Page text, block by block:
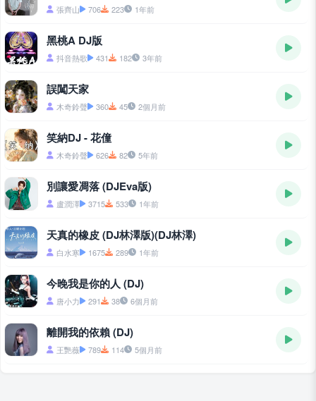
張齊山 706 223 1年前
黑桃A DJ版
抖音熱歌 431 182 3年前
誤闖天家
木奇鈴聲 360 45 2個月前
笑納DJ - 花僮
木奇鈴聲 626 82 5年前
別讓愛凋落 (DJEva版)
盧潤澤 3715 533 1年前
天真的橡皮 (DJ林澤版)(DJ林澤)
白水寒 1675 289 1年前
今晚我是你的人 (DJ)
唐小力 291 38 6個月前
離開我的依賴 (DJ)
王艷薇 789 114 5個月前